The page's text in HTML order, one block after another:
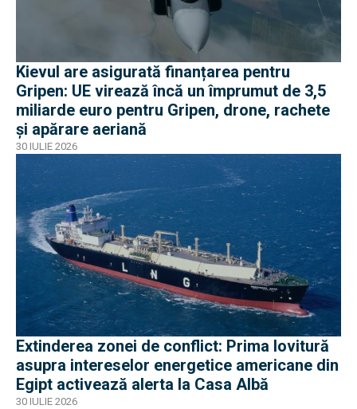
Kievul are asigurată finanțarea pentru
Gripen: UE virează încă un împrumut de 3,5
miliarde euro pentru Gripen, drone, rachete
și apărare aeriană
30 IULIE 2026
Extinderea zonei de conflict: Prima lovitură
asupra intereselor energetice americane din
Egipt activează alerta la Casa Albă
30 IULIE 2026